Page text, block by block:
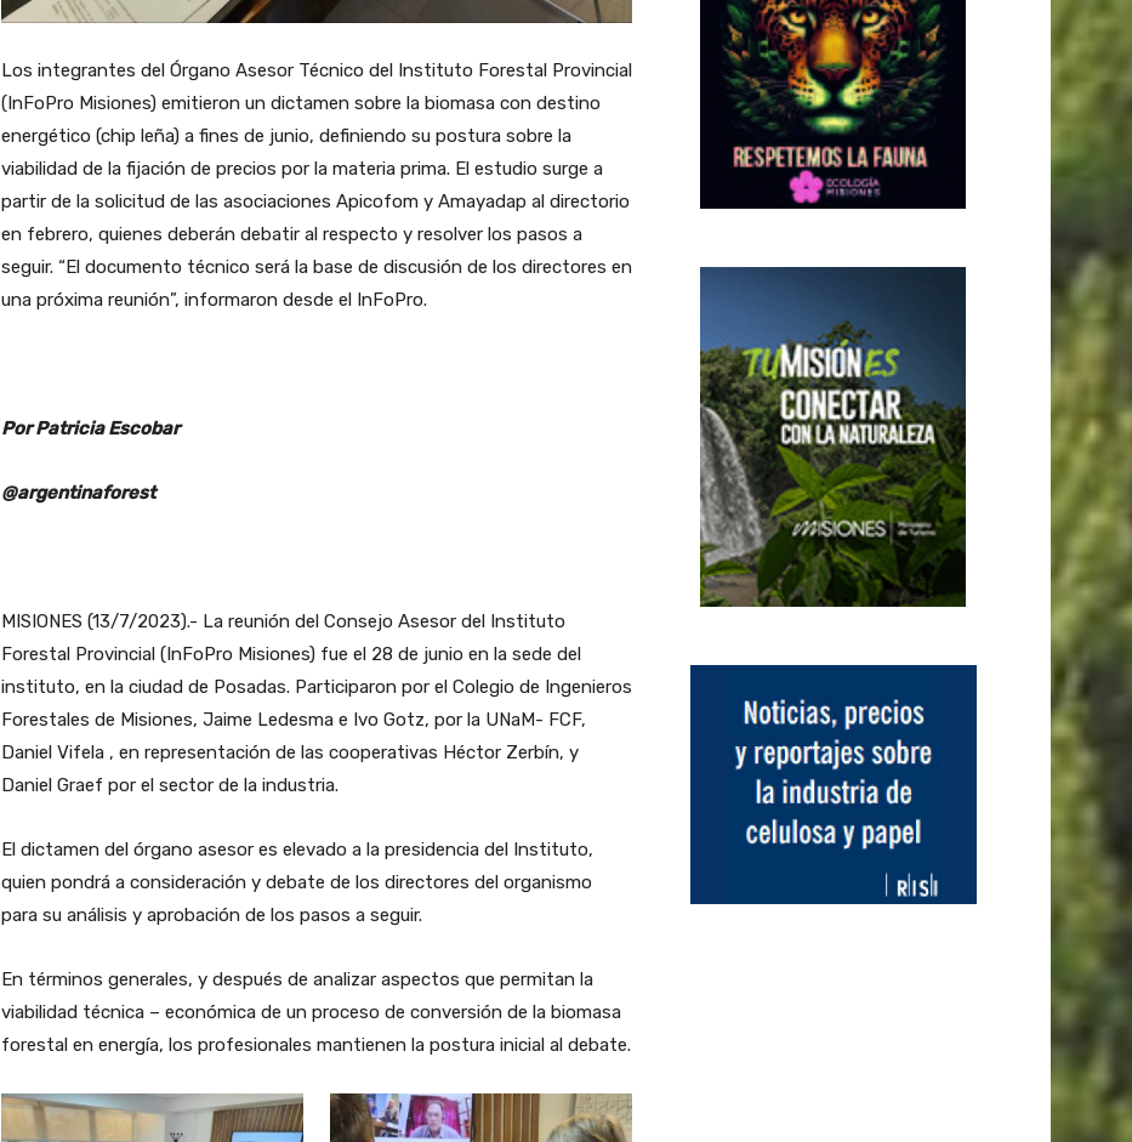
Los integrantes del Órgano Asesor Técnico del Instituto Forestal Provincial
(InFoPro Misiones) emitieron un dictamen sobre la biomasa con destino
energético (chip leña) a fines de junio, definiendo su postura sobre la
viabilidad de la fijación de precios por la materia prima. El estudio surge a
partir de la solicitud de las asociaciones Apicofom y Amayadap al directorio
en febrero, quienes deberán debatir al respecto y resolver los pasos a
seguir. “El documento técnico será la base de discusión de los directores en
una próxima reunión”, informaron desde el InFoPro.
Por Patricia Escobar
@argentinaforest
MISIONES (13/7/2023).- La reunión del Consejo Asesor del Instituto
Forestal Provincial (InFoPro Misiones) fue el 28 de junio en la sede del
instituto, en la ciudad de Posadas. Participaron por el Colegio de Ingenieros
Forestales de Misiones, Jaime Ledesma e Ivo Gotz, por la UNaM- FCF,
Daniel Vifela , en representación de las cooperativas Héctor Zerbín, y
Daniel Graef por el sector de la industria.
El dictamen del órgano asesor es elevado a la presidencia del Instituto,
quien pondrá a consideración y debate de los directores del organismo
para su análisis y aprobación de los pasos a seguir.
En términos generales, y después de analizar aspectos que permitan la
viabilidad técnica – económica de un proceso de conversión de la biomasa
forestal en energía, los profesionales mantienen la postura inicial al debate.